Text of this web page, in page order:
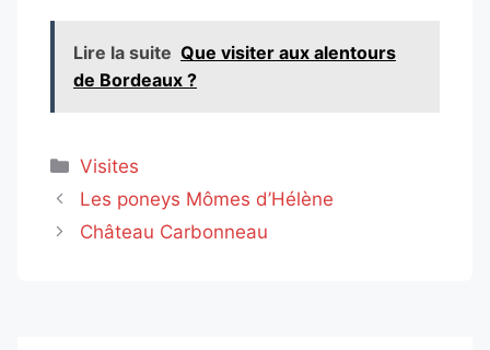
Lire la suite Que visiter aux alentours
de Bordeaux ?
Catégories
Visites
Les poneys Mômes d’Hélène
Château Carbonneau